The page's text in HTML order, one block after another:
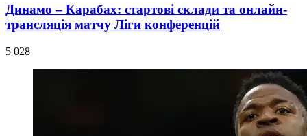
Динамо – Карабах: стартові склади та онлайн-
трансляція матчу Ліги конференцій
5 028